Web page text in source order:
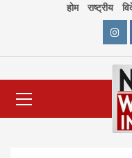
होम राष्ट्रीय
Menu